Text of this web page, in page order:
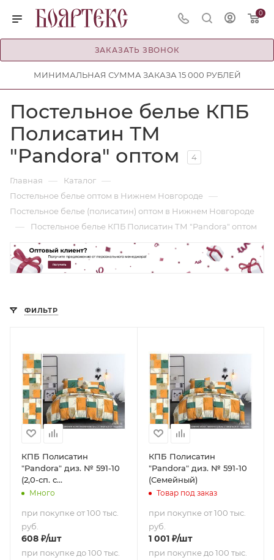
0
ЗАКАЗАТЬ ЗВОНОК
МИНИМАЛЬНАЯ СУММА ЗАКАЗА 15 000 РУБЛЕЙ
Постельное белье КПБ
Полисатин ТМ
"Pandora" оптом
4
Главная — Каталог —
Постельное белье оптом в Нижнем Новгороде —
Постельное белье (полисатин) оптом в Нижнем Новгороде
— Постельное белье КПБ Полисатин ТМ "Pandora" оптом
ФИЛЬТР
КПБ Полисатин
"Pandora" диз. № 591-10
(2,0-сп. с
европростыней)
Много
при покупке от 100 тыс.
руб.
608 ₽/шт
при покупке до 100 тыс.
КПБ Полисатин
"Pandora" диз. № 591-10
(Семейный)
Товар под заказ
при покупке от 100 тыс.
руб.
1 001₽/шт
при покупке до 100 тыс.